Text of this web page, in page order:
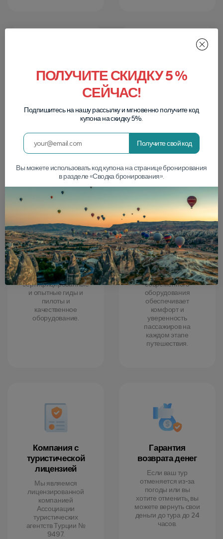
застрахованы на
протяжении всего
тура на воздушном
шаре и обычного
тура от начала до
работы мы
обслуживаем более
10 000 человек со
всего мира.
Безопасность
Профессиональные,
сертифицированные
и опытные гиды и
пилоты и
качественное
оборудование.
Качество
Использование
современного
оборудования
обеспечивает
комфорт и
уверенность
пассажиров на
каждом этапе
путешествия.
Компания с
туристической
лицензией
Мы являемся
лицензированной
компанией
Ассоциации
туристических
агентств Турции №
9497.
Гарантия
возврата денег
Если ваш тур
отменяется из-за
погоды или вы
хотите отменить, вы
можете вернуть свои
деньги до тура до 24
часов.
ПОЛУЧИТЕ СКИДКУ 5 %
СЕЙЧАС!
Подпишитесь на нашу рассылку и мгновенно получите код
купона на скидку 5%.
Получите свой код
Вы можете использовать код купона на странице бронирования
в разделе «Сводка бронирования».